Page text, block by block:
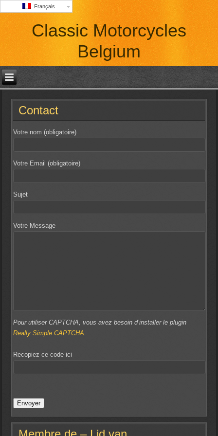
Français
Classic Motorcycles
Belgium
Contact
Votre nom (obligatoire)
Votre Email (obligatoire)
Sujet
Votre Message
Pour utiliser CAPTCHA, vous avez besoin d’installer le plugin
Really Simple CAPTCHA
Recopiez ce code ici